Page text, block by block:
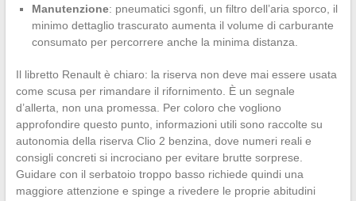
Manutenzione: pneumatici sgonfi, un filtro dell’aria sporco, il
minimo dettaglio trascurato aumenta il volume di carburante
consumato per percorrere anche la minima distanza.
Il libretto Renault è chiaro: la riserva non deve mai essere usata
come scusa per rimandare il rifornimento. È un segnale
d’allerta, non una promessa. Per coloro che vogliono
approfondire questo punto, informazioni utili sono raccolte su
autonomia della riserva Clio 2 benzina, dove numeri reali e
consigli concreti si incrociano per evitare brutte sorprese.
Guidare con il serbatoio troppo basso richiede quindi una
maggiore attenzione e spinge a rivedere le proprie abitudini